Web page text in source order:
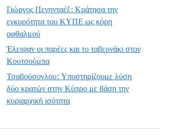
Γιώργος Πενηνταέξ: Κράτησα την
εγκυρότητα του ΚΥΠΕ ως κόρη
οφθαλμού
Έλειψαν οι παρέες και το ταβερνάκι στον
Κουτσούμπα
Τσαβούσογλου: Υποστηρίζουμε λύση
δύο κρατών στην Κύπρο με βάση την
κυριαρχική ισότητα